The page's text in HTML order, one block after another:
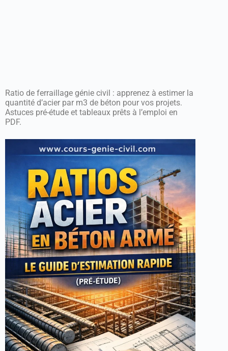
Ratio de ferraillage génie civil : apprenez à estimer la
quantité d’acier par m3 de béton pour vos projets.
Astuces pré-étude et tableaux prêts à l’emploi en
PDF.